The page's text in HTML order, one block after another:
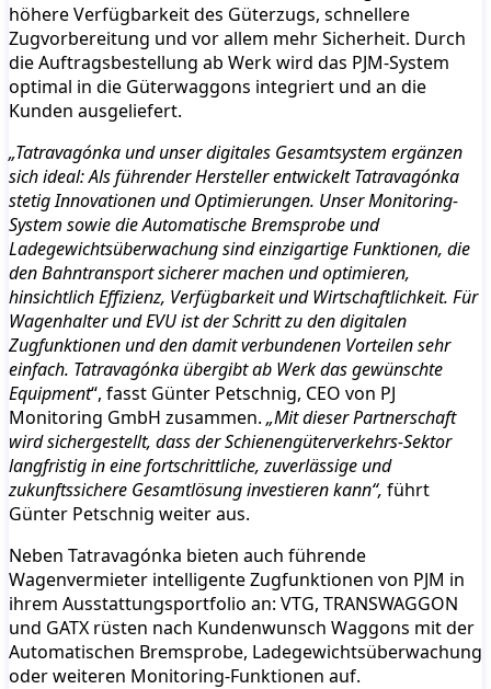
höhere Verfügbarkeit des Güterzugs, schnellere
Zugvorbereitung und vor allem mehr Sicherheit. Durch
die Auftragsbestellung ab Werk wird das PJM-System
optimal in die Güterwaggons integriert und an die
Kunden ausgeliefert.
„Tatravagónka und unser digitales Gesamtsystem ergänzen
sich ideal: Als führender Hersteller entwickelt Tatravagónka
stetig Innovationen und Optimierungen. Unser Monitoring-
System sowie die Automatische Bremsprobe und
Ladegewichtsüberwachung sind einzigartige Funktionen, die
den Bahntransport sicherer machen und optimieren,
hinsichtlich Effizienz, Verfügbarkeit und Wirtschaftlichkeit. Für
Wagenhalter und EVU ist der Schritt zu den digitalen
Zugfunktionen und den damit verbundenen Vorteilen sehr
einfach. Tatravagónka übergibt ab Werk das gewünschte
Equipment“, fasst Günter Petschnig, CEO von PJ
Monitoring GmbH zusammen. „Mit dieser Partnerschaft
wird sichergestellt, dass der Schienengüterverkehrs-Sektor
langfristig in eine fortschrittliche, zuverlässige und
zukunftssichere Gesamtlösung investieren kann“, führt
Günter Petschnig weiter aus.
Neben Tatravagónka bieten auch führende
Wagenvermieter intelligente Zugfunktionen von PJM in
ihrem Ausstattungsportfolio an: VTG, TRANSWAGGON
und GATX rüsten nach Kundenwunsch Waggons mit der
Automatischen Bremsprobe, Ladegewichtsüberwachung
oder weiteren Monitoring-Funktionen auf.